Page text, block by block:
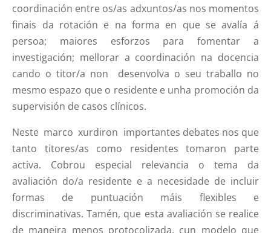
coordinación entre os/as adxuntos/as nos momentos
finais da rotación e na forma en que se avalía á
persoa; maiores esforzos para fomentar a
investigación; mellorar a coordinación na docencia
cando o titor/a non desenvolva o seu traballo no
mesmo espazo que o residente e unha promoción da
supervisión de casos clínicos.
Neste marco xurdiron importantes debates nos que
tanto titores/as como residentes tomaron parte
activa. Cobrou especial relevancia o tema da
avaliación do/a residente e a necesidade de incluir
formas de puntuación máis flexibles e
discriminativas. Tamén, que esta avaliación se realice
de maneira menos protocolizada, cun modelo que